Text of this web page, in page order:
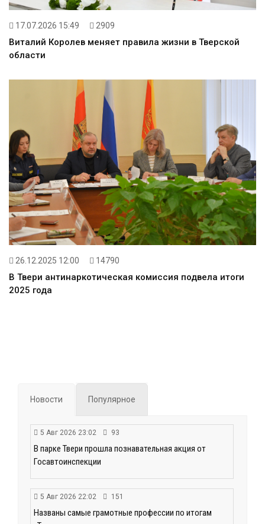
17.07.2026 15:49 2909
Виталий Королев меняет правила жизни в Тверской
области
26.12.2025 12:00 14790
В Твери антинаркотическая комиссия подвела итоги
2025 года
Новости Популярное
5 Авг 2026 23:02 93
В парке Твери прошла познавательная акция от
Госавтоинспекции
5 Авг 2026 22:02 151
Названы самые грамотные профессии по итогам